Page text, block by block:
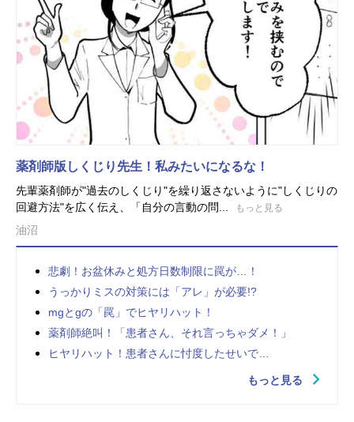
薬剤師版しくじり先生！私みたいになるな！
先輩薬剤師が"過去のしくじり"を繰り返さないように"しくじりの
回避方法"を広く伝え、「自分の言動の問...
もっと見る
油沼
悲劇！お盆休みと処方日数制限に罠が…！
うっかりミスの対策には「アレ」が必要!?
mgとgの「罠」でヒヤリハット！
薬剤師絶叫！「患者さん、それ言っちゃダメ！」
ヒヤリハット！患者さんに忖度したせいで…
もっと見る